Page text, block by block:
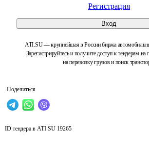
Регистрация
Вход
ATI.SU — крупнейшая в России биржа
Зарегистрируйтесь и получите доступ к тендерам на
на перевозку грузов и поиск
Поделиться
ID тендера в ATI.SU 19265